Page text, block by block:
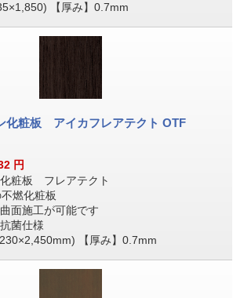
【厚み】0.7mm
化粧板 アイカフレアテクト OTF
円
粧板 フレアテクト
燃化粧板
面施工が可能です
菌仕様
【厚み】0.7mm